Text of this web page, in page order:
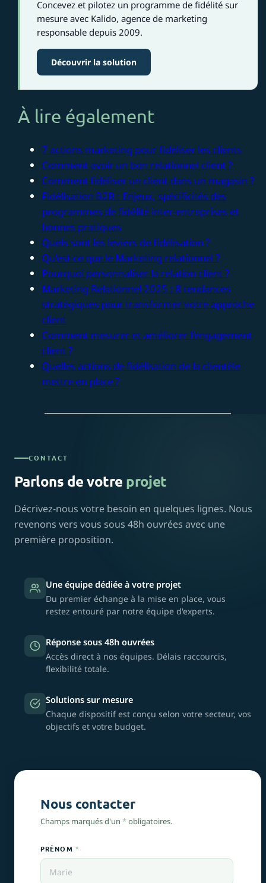
Concevez et pilotez un programme de fidélité sur
mesure avec Kalido, agence de marketing
responsable depuis 2009.
Découvrir la solution
À lire également
7 actions marketing pour fidéliser les clients
Comment avoir un bon relationnel client ?
Comment fidéliser un client dans un magasin ?
Fidélisation B2B : Enjeux, spécificités des
programmes de fidélité inter-entreprises et
bonnes pratiques
Quels sont les leviers de fidélisation ?
Qu’est-ce que le Marketing relationnel ?
Pourquoi personnaliser la relation client ?
Marketing Relationnel 2025 : 8 tendances
stratégiques pour transformer votre approche
client
Comment mesurer et améliorer l’engagement
client ?
Quelles actions de fidélisation de la clientèle
mettre en place ?
CONTACT
Parlons de votre projet
Décrivez-nous votre besoin en quelques lignes. Nous
revenons vers vous sous 48h ouvrées avec une
première proposition.
Une équipe dédiée à votre projet
Du premier échange à la mise en place, vous
restez entouré par notre équipe d'experts.
Réponse sous 48h ouvrées
Accès direct à nos équipes. Délais raccourcis,
flexibilité totale.
Solutions sur mesure
Chaque dispositif est conçu selon votre secteur, vos
objectifs et votre budget.
Nous contacter
Champs marqués d'un *obligatoires.
PRÉNOM *